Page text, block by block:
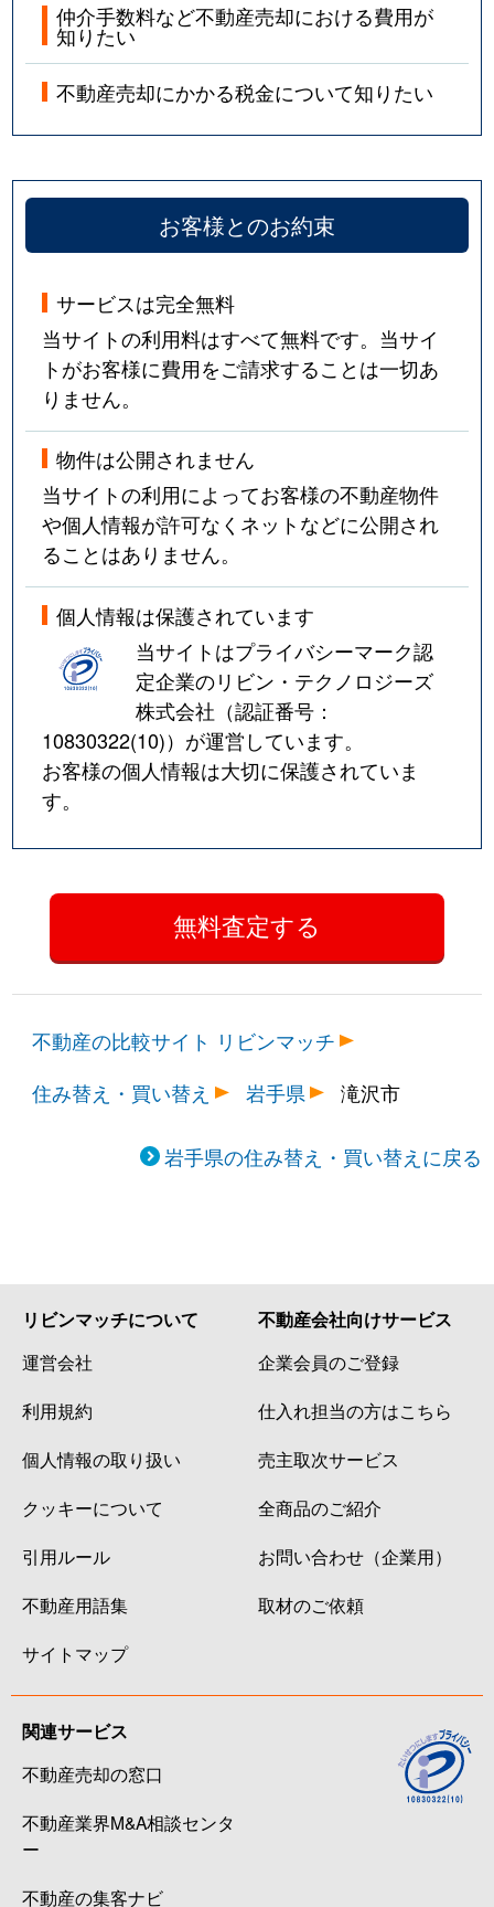
仲介手数料など不動産売却における費用が
知りたい
不動産売却にかかる税金について知りたい
お客様とのお約束
サービスは完全無料
当サイトの利用料はすべて無料です。当サイ
トがお客様に費用をご請求することは一切あ
りません。
物件は公開されません
当サイトの利用によってお客様の不動産物件
や個人情報が許可なくネットなどに公開され
ることはありません。
個人情報は保護されています
当サイトはプライバシーマーク認
定企業のリビン・テクノロジーズ
株式会社（認証番号：
10830322(10)）が運営しています。
お客様の個人情報は大切に保護されていま
す。
不動産の比較サイト リビンマッチ
住み替え・買い替え
岩手県 滝沢市
岩手県の住み替え・買い替えに戻る
リビンマッチについて
運営会社
利用規約
個人情報の取り扱い
クッキーについて
引用ルール
不動産用語集
サイトマップ
不動産会社向けサービス
企業会員のご登録
仕入れ担当の方はこちら
売主取次サービス
全商品のご紹介
お問い合わせ（企業用）
取材のご依頼
関連サービス
不動産売却の窓口
不動産業界M&A相談センタ
ー
不動産の集客ナビ